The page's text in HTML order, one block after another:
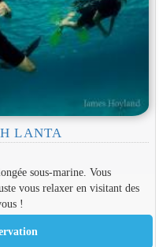
LANTA
sous-marine. Vous
vous relaxer en visitant des
!